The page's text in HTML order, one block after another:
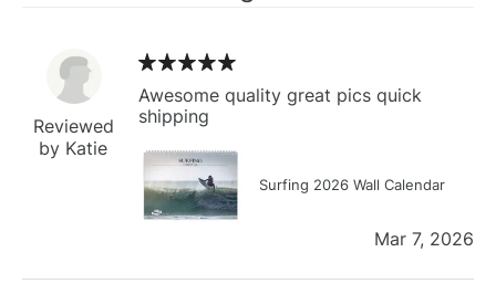
Reviewed
by Katie
Awesome quality great pics quick
shipping
Surfing 2026 Wall Calendar
Mar 7, 2026